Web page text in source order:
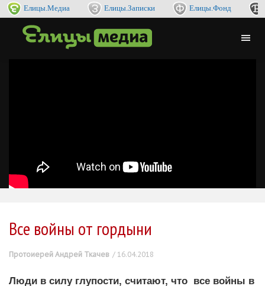
Елицы.Медиа Елицы.Записки Елицы.Фонд
Все войны от гордыни
Протоиерей Андрей Ткачев 16.04.2018
Люди в силу глупости, считают, что все войны в